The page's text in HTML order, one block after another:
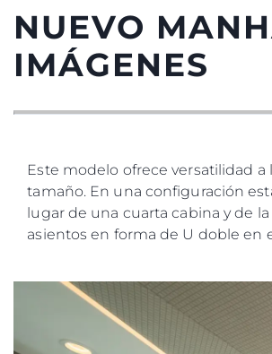
NUEVO
IMÁGENES
Este modelo ofrece versatilidad
tamaño. En una configuración
lugar de una cuarta cabina y de
asientos en forma de U doble en